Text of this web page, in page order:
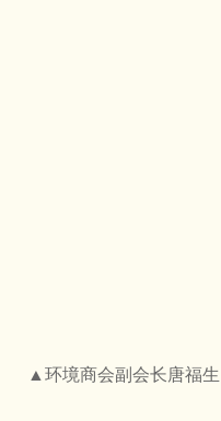
▲环境商会副会长唐福生